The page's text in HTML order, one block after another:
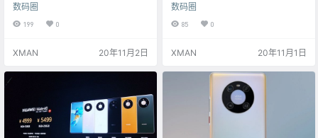
麒麟。很多人好奇，5nm工艺制
程，153亿晶体管的实战性能如何，
破3.1GHz，GPU升级为24核Mali-
24核G78 GPU表现十分抢眼。…
数码圈
199 0
XMAN 20年11月2日
18:08分京东正式开售，开售仅11秒
即告罄。 为庆祝京东华为Mate 40
百架无人机一起飞在空中，排成“京
“星环镜头”“Mate 40系列”“麒麟90
00”等核心外观和热词。 据悉，在
华为Mate40系列预售和首销当天…
数码圈
85 0
XMAN 20年11月1日